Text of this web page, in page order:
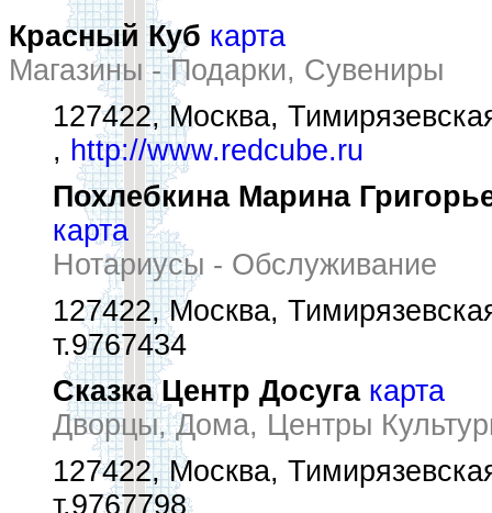
Красный Куб карта
Магазины - Подарки, Сувениры
127422, Москва,
, http://www.redcube.ru
Похлебкина Марина
карта
Нотариусы - Обслуживание
127422, Москва,
т.9767434
Сказка Центр Досуга карта
Дворцы, Дома, Центры
127422, Москва,
т.9767798